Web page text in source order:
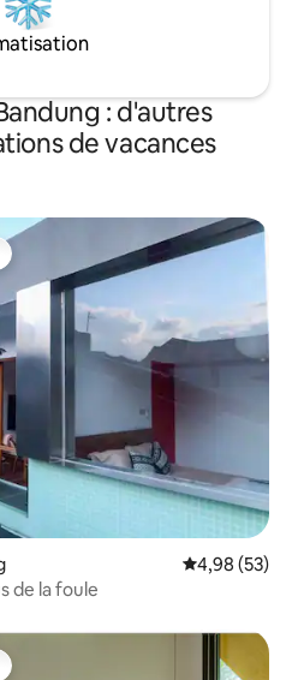
: d'autres
de vacances
Évaluation
4,98 (53)
de la foule